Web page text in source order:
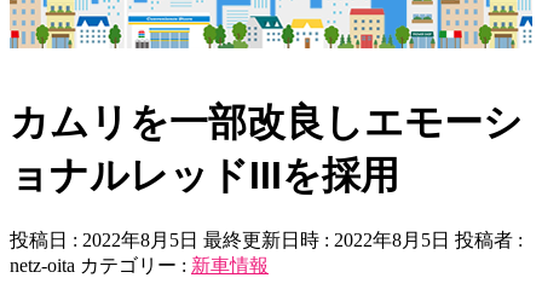
カムリを一部改良しエモーシ
ョナルレッドIIIを採用
投稿日 : 2022年8月5日 最終更新日時 : 2022年8月5日 投稿者 :
netz-oita カテゴリー : 新車情報